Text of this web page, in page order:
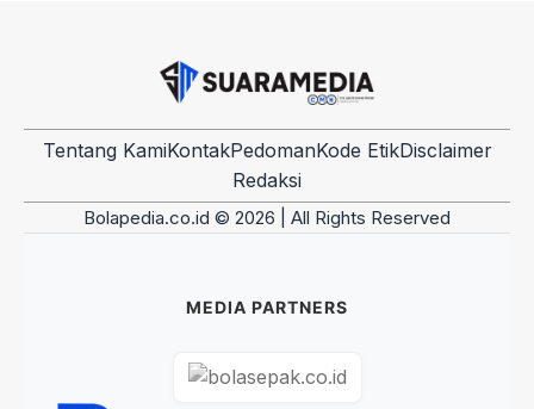
Tentang KamiKontakPedomanKode EtikDisclaimer
Redaksi
Bolapedia.co.id © 2026 | All Rights Reserved
MEDIA PARTNERS